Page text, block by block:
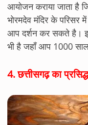
आयोजन कराया जाता है
भोरमदेव मंदिर के परिसर
आप दर्शन कर सकते है।
भी है जहाँ आप 1000 साल
4.छत्तीसगढ़ का